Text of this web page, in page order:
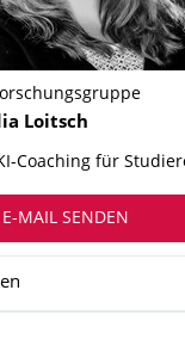
Loitsch
Coaching für
E-MAIL SENDEN